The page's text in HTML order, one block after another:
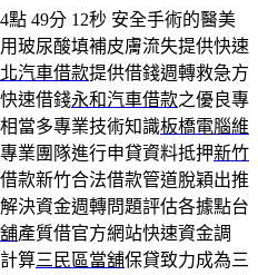
點 49分 12秒 安全手術的醫美
玻尿酸填補皮膚流失提供快速
汽車借款提供借錢週轉救急方
速借錢永和汽車借款之優良專
當多專業技術知識板橋電腦維
業團隊進行申貸資料抵押新竹
款新竹合法借款管道脫穎出推
決資金週轉問題評估各據點台
產質借官方網站快速資金調
算三民區當舖保貸致力成為三